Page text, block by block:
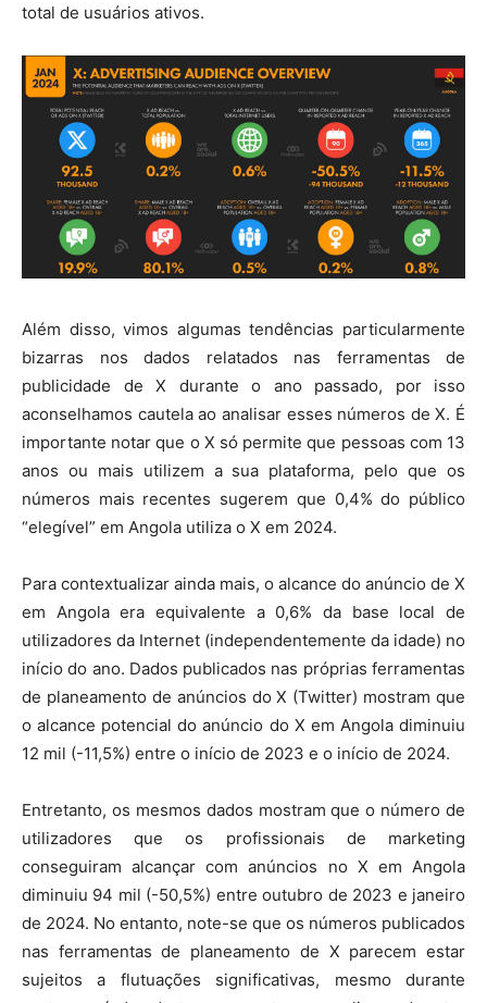
total de usuários ativos.
Além disso, vimos algumas tendências particularmente
bizarras nos dados relatados nas ferramentas de
publicidade de X durante o ano passado, por isso
aconselhamos cautela ao analisar esses números de X. É
importante notar que o X só permite que pessoas com 13
anos ou mais utilizem a sua plataforma, pelo que os
números mais recentes sugerem que 0,4% do público
“elegível” em Angola utiliza o X em 2024.
Para contextualizar ainda mais, o alcance do anúncio de X
em Angola era equivalente a 0,6% da base local de
utilizadores da Internet (independentemente da idade) no
início do ano. Dados publicados nas próprias ferramentas
de planeamento de anúncios do X (Twitter) mostram que
o alcance potencial do anúncio do X em Angola diminuiu
12 mil (-11,5%) entre o início de 2023 e o início de 2024.
Entretanto, os mesmos dados mostram que o número de
utilizadores que os profissionais de marketing
conseguiram alcançar com anúncios no X em Angola
diminuiu 94 mil (-50,5%) entre outubro de 2023 e janeiro
de 2024. No entanto, note-se que os números publicados
nas ferramentas de planeamento de X parecem estar
sujeitos a flutuações significativas, mesmo durante